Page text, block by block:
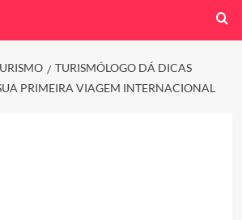
TURISMÓLOGO DÁ DICAS
PRIMEIRA VIAGEM INTERNACIONAL